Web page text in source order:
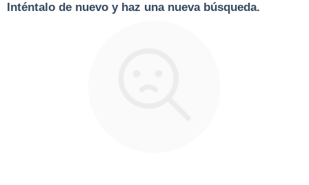
Inténtalo de nuevo y haz una nueva búsqueda.